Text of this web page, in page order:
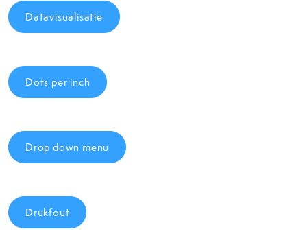
Datavisualisatie
Dots per inch
Drop down menu
Drukfout